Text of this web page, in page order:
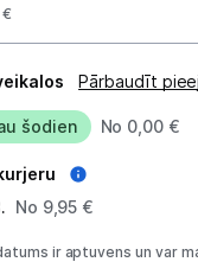
apmaksaPārbaudīt
šodien No 0,00 €
No 9,95 €
ir aptuvens un var